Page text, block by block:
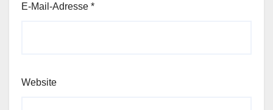
E-Mail-Adresse *
Website